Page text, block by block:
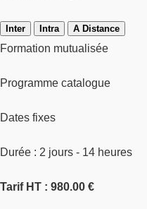
Inter Intra A Distance
Formation mutualisée
Programme catalogue
Dates fixes
Durée : 2 jours - 14 heures
Tarif HT : 980.00 €